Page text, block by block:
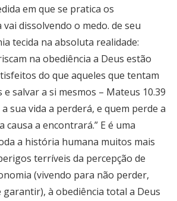
em que se pratica os
dissolvendo o medo. de seu
tecida na absoluta realidade:
na obediência a Deus estão
do que aqueles que tentam
salvar a si mesmos – Mateus 10.39
a sua vida a perderá, e quem perde a
causa a encontrará.” E é uma
a história humana muitos mais
terríveis da percepção de
(vivendo para não perder,
à obediência total a Deus